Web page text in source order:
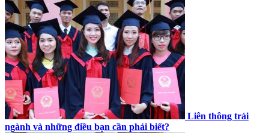
Liên thông trái
ngành và những điều bạn cần phải biết?